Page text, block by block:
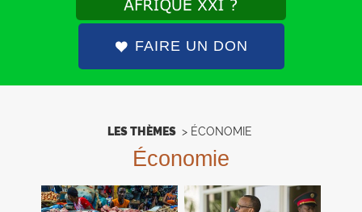
FAIRE UN DON
LES THÈMES > ÉCONOMIE
Économie